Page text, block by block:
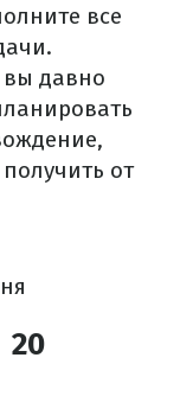
все
вы давно
от
20